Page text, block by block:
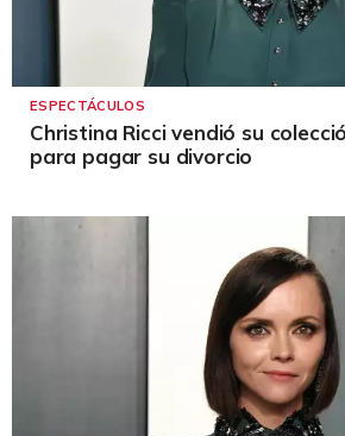
ESPECTÁCULOS
Christina Ricci vendió su
para pagar su divorcio